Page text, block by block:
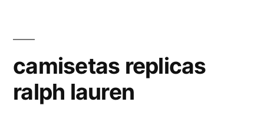
camisetas replicas
ralph lauren